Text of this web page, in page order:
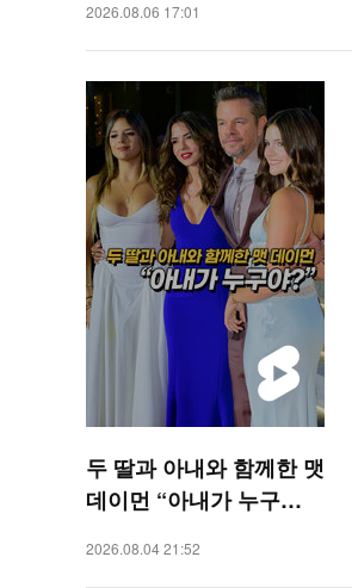
2026.08.06 17:01
두 딸과 아내와 함께한 맷
데이먼 “아내가 누구
2026.08.04 21:52